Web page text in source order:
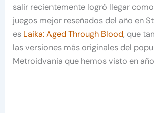
salir recientemente logró llegar
juegos mejor reseñados ​​del año en
es Laika: Aged Through Blood, que
las versiones más originales del
Metroidvania que hemos visto en